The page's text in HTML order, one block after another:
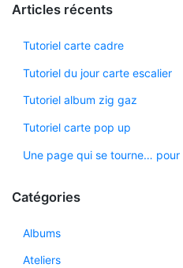
Articles récents
Tutoriel carte cadre
Tutoriel du jour carte escalier
Tutoriel album zig gaz
Tutoriel carte pop up
Une page qui se tourne… pour
Catégories
Albums
Ateliers